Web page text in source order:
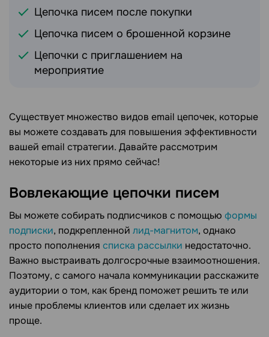
Цепочка писем после покупки
Цепочка писем о брошенной корзине
Цепочки с приглашением на
мероприятие
Существует множество видов email цепочек, которые
вы можете создавать для повышения эффективности
вашей email стратегии. Давайте рассмотрим
некоторые из них прямо сейчас!
Вовлекающие цепочки писем
Вы можете собирать подписчиков с помощью формы
подписки, подкрепленной лид-магнитом, однако
просто пополнения списка рассылки недостаточно.
Важно выстраивать долгосрочные взаимоотношения.
Поэтому, с самого начала коммуникации расскажите
аудитории о том, как бренд поможет решить те или
иные проблемы клиентов или сделает их жизнь
проще.